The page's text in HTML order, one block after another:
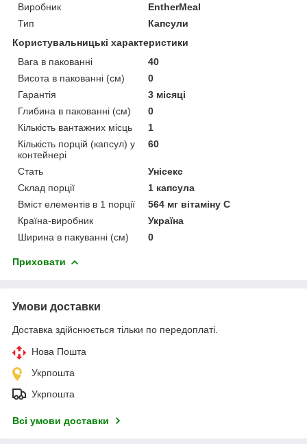
Виробник
EntherMeal
Тип
Капсули
Користувальницькі характеристики
Вага в пакованні
40
Висота в пакованні (см)
0
Гарантія
3 місяці
Глибина в пакованні (см)
0
Кількість вантажних місць
1
Кількість порцій (капсул) у
контейнері
60
Стать
Унісекс
Склад порції
1 капсула
Вміст елементів в 1 порції
564 мг вітаміну С
Країна-виробник
Україна
Ширина в пакуванні (см)
0
Приховати
Умови доставки
Доставка здійснюється тільки по передоплаті.
Нова Пошта
Укрпошта
Укрпошта
Всі умови доставки